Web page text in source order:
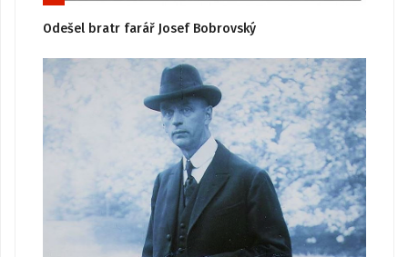
Odešel bratr farář Josef Bobrovský